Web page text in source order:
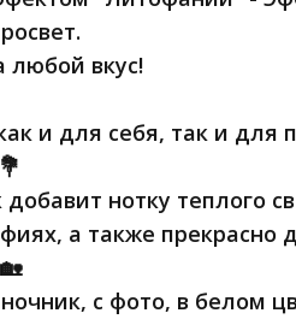
любой вкус!
и для себя, так и для
нотку теплого
а также прекрасно
с фото, в белом